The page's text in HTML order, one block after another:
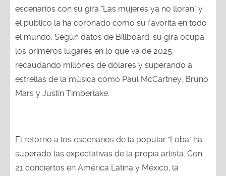
escenarios con su gira "Las mujeres ya no lloran" y
el público la ha coronado como su favorita en todo
el mundo. Según datos de Billboard, su gira ocupa
los primeros lugares en lo que va de 2025,
recaudando millones de dólares y superando a
estrellas de la música como Paul McCartney, Bruno
Mars y Justin Timberlake.
El retorno a los escenarios de la popular "Loba" ha
superado las expectativas de la propia artista. Con
21 conciertos en América Latina y México, la